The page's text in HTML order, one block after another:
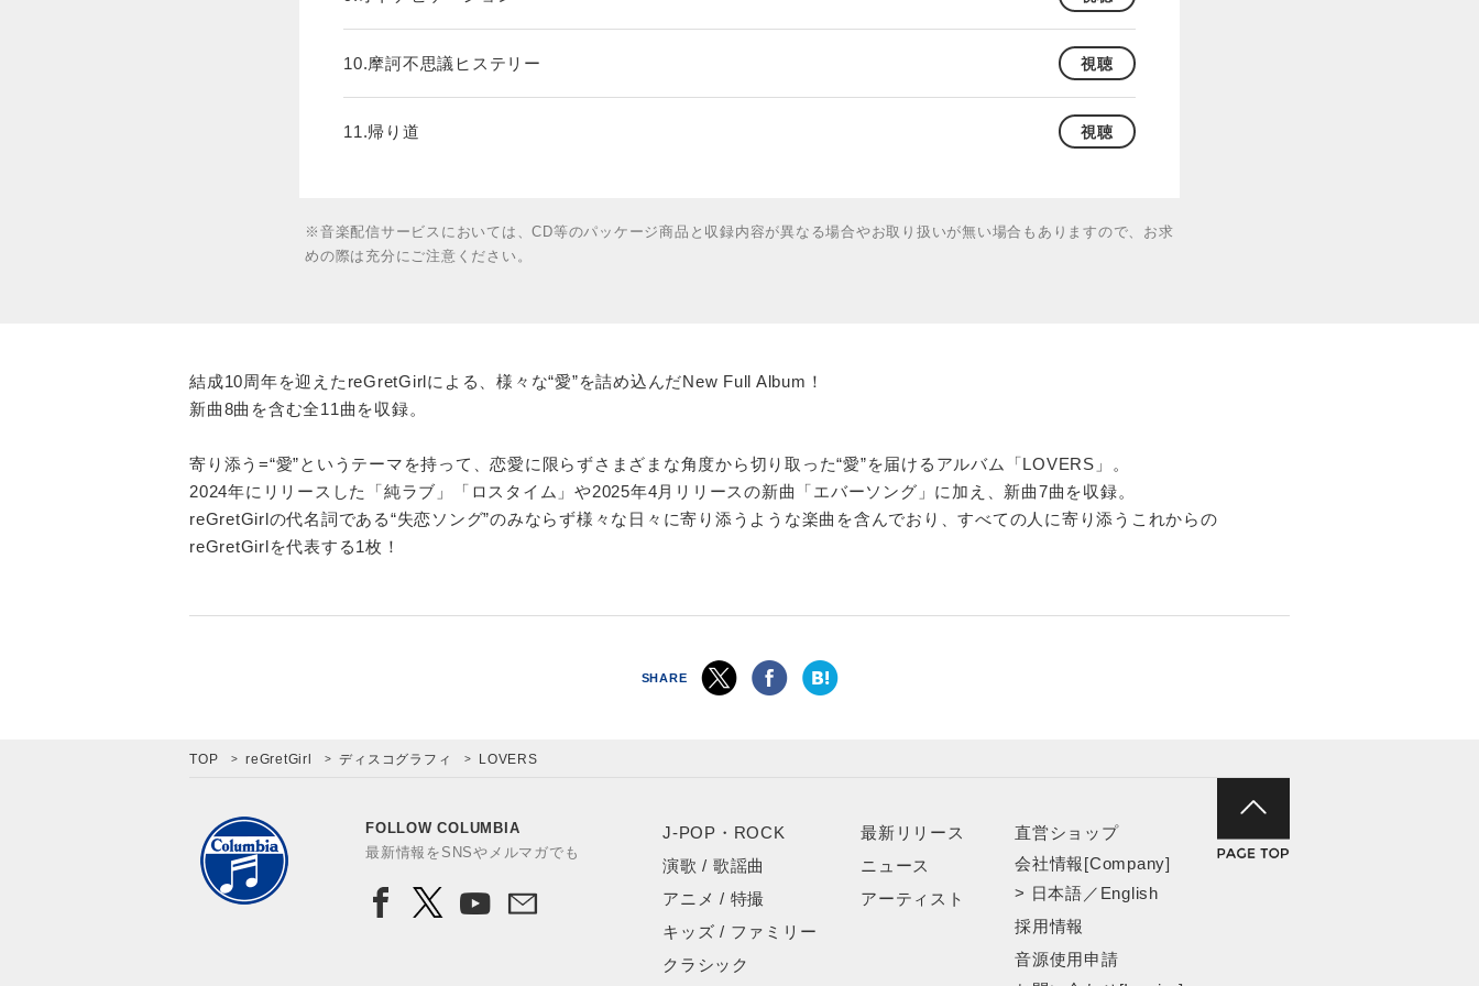
10.摩訶不思議ヒステリー 視聴
11.帰り道 視聴
※音楽配信サービスにおいては、CD等のパッケージ商品と収録内容が異なる場合やお取り扱いが無い場合もありますので、お求
めの際は充分にご注意ください。
結成10周年を迎えたreGretGirlによる、様々な“愛”を詰め込んだNew Full Album！
新曲8曲を含む全11曲を収録。
寄り添う=“愛”というテーマを持って、恋愛に限らずさまざまな角度から切り取った“愛”を届けるアルバム「LOVERS」。
2024年にリリースした「純ラブ」「ロスタイム」や2025年4月リリースの新曲「エバーソング」に加え、新曲7曲を収録。
reGretGirlの代名詞である“失恋ソング”のみならず様々な日々に寄り添うような楽曲を含んでおり、すべての人に寄り添うこれからの
reGretGirlを代表する1枚！
SHARE
TOP reGretGirl ディスコグラフィ LOVERS
FOLLOW COLUMBIA
最新情報をSNSやメルマガでも
J-POP・ROCK
演歌 / 歌謡曲
アニメ / 特撮
キッズ / ファミリー
クラシック
最新リリース
ニュース
アーティスト
直営ショップ
会社情報[Company]
> 日本語 ／ English
採用情報
音源使用申請